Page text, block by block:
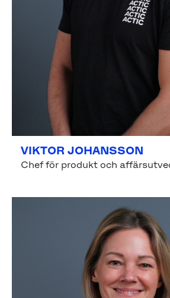
VIKTOR JOHANSSON
Chef för produkt och